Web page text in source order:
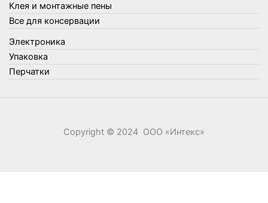
Швабры, стекломои, черенки и насадки
Шнуры, веревки и шпагаты
Электроника
Элементы питания
Клея и монтажные пены
Все для консервации
Электроника
Упаковка
Перчатки
Copyright © 2024 ООО «‎Интекс»‎